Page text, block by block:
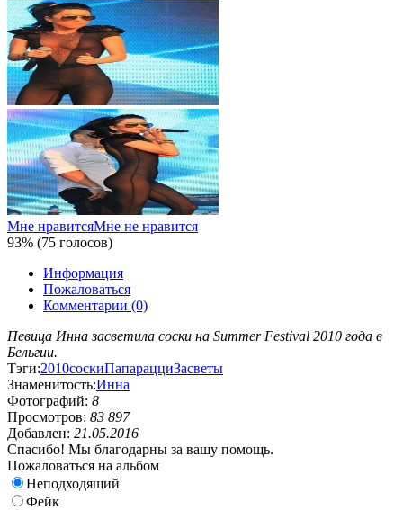
Мне нравитсяМне не нравится
93% (75 голосов)
Информация
Пожаловаться
Комментарии (0)
Певица Инна засветила соски на Summer Festival 2010 года в
Бельгии.
Тэги:2010соскиПапарацциЗасветы
Знаменитость:Инна
Фотографий: 8
Просмотров: 83 897
Добавлен: 21.05.2016
Спасибо! Мы благодарны за вашу помощь.
Пожаловаться на альбом
Неподходящий
Фейк